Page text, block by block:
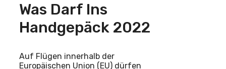
Was Darf Ins
Handgepäck 2022
Auf Flügen innerhalb der
Europäischen Union (EU) dürfen